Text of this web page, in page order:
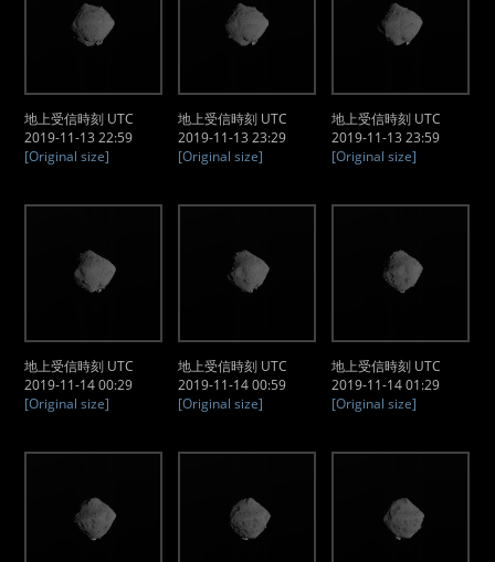
地上受信時刻 UTC
2019-11-13 22:59
[Original size]
地上受信時刻 UTC
2019-11-13 23:29
[Original size]
地上受信時刻 UTC
2019-11-13 23:59
[Original size]
地上受信時刻 UTC
2019-11-14 00:29
[Original size]
地上受信時刻 UTC
2019-11-14 00:59
[Original size]
地上受信時刻 UTC
2019-11-14 01:29
[Original size]